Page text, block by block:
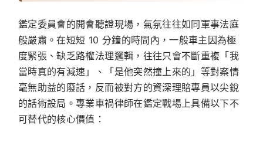
鑑定委員會的開會聽證現場，氣氛往往如同軍事法庭
般嚴肅。在短短 10 分鐘的時間內，一般車主因為極
度緊張、缺乏路權法理邏輯，往往只會不斷重複「我
當時真的有減速」、「是他突然撞上來的」等對案情
毫無助益的廢話，反而被對方的資深理賠專員以尖銳
的話術設局。專業車禍律師在鑑定戰場上具備以下不
可替代的核心價值：